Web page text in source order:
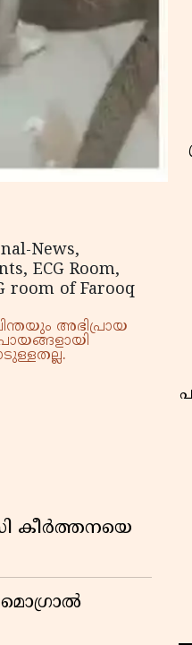
News,
ECG Room,
room of Farooq
അഭിപ്രായ
കീർത്തനയെ